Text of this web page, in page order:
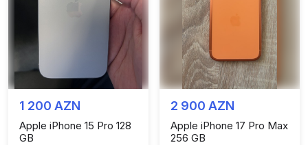
1 200 AZN
Apple iPhone 15 Pro 128
GB
2 900 AZN
Apple iPhone 17 Pro Max
256 GB